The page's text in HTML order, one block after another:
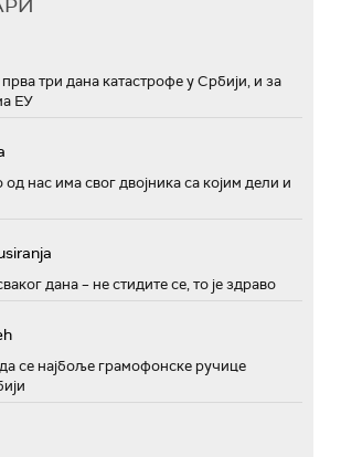
три дана катастрофе у Србији, и за
ЕУ
нас има свог двојника са којим дели и
дана – не стидите се, то је здраво
се најбоље грамофонске ручице